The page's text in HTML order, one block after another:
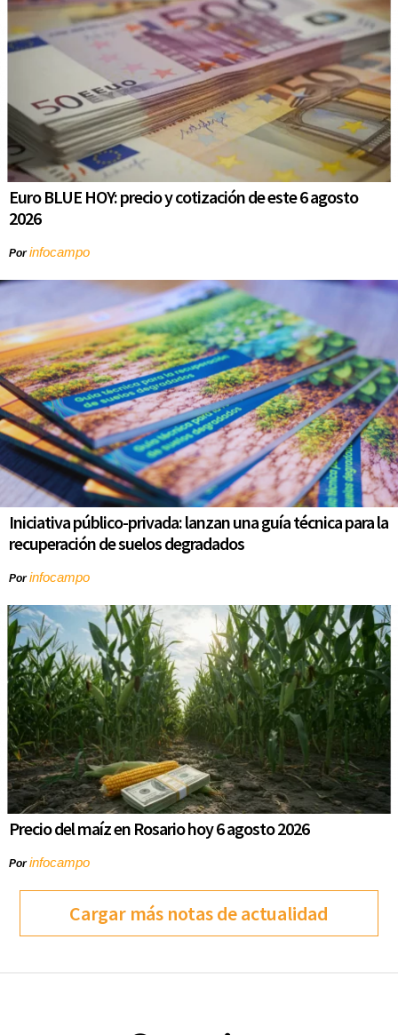
Euro BLUE HOY: precio y cotización de este 6 agosto
2026
Porinfocampo
Iniciativa público-privada: lanzan una guía técnica para la
recuperación de suelos degradados
Porinfocampo
Precio del maíz en Rosario hoy 6 agosto 2026
Porinfocampo
Cargar más notas de actualidad